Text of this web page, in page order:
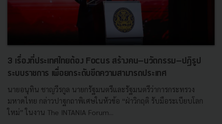
3 เรื่องที่ประเทศไทยต้อง Focus สร้างคน–นวัตกรรม–ปฏิรูป
ระบบราชการ เพื่อยกระดับขีดความสามารถประเทศ
นายอนุทิน ชาญวีรกูล นายกรัฐมนตรีและรัฐมนตรีว่าการกระทรวง
มหาดไทย กล่าวปาฐกถาพิเศษในหัวข้อ “ฝ่าวิกฤติ รับมือระเบียบโลก
ใหม่” ในงาน The INTANIA Forum...